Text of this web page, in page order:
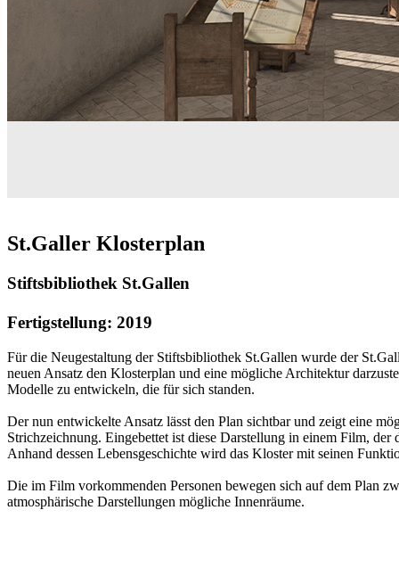
St.Galler Klosterplan
Stiftsbibliothek St.Gallen
Fertigstellung: 2019
Für die Neugestaltung der Stiftsbibliothek St.Gallen wurde der
neuen Ansatz den Klosterplan und eine mögliche Architektur
Modelle zu entwickeln, die für sich standen.
Der nun entwickelte Ansatz lässt den Plan sichtbar und zeigt eine
Strichzeichnung. Eingebettet ist diese Darstellung in einem Film,
Anhand dessen Lebensgeschichte wird das Kloster mit seinen
Die im Film vorkommenden Personen bewegen sich auf dem Plan
atmosphärische Darstellungen mögliche Innenräume.